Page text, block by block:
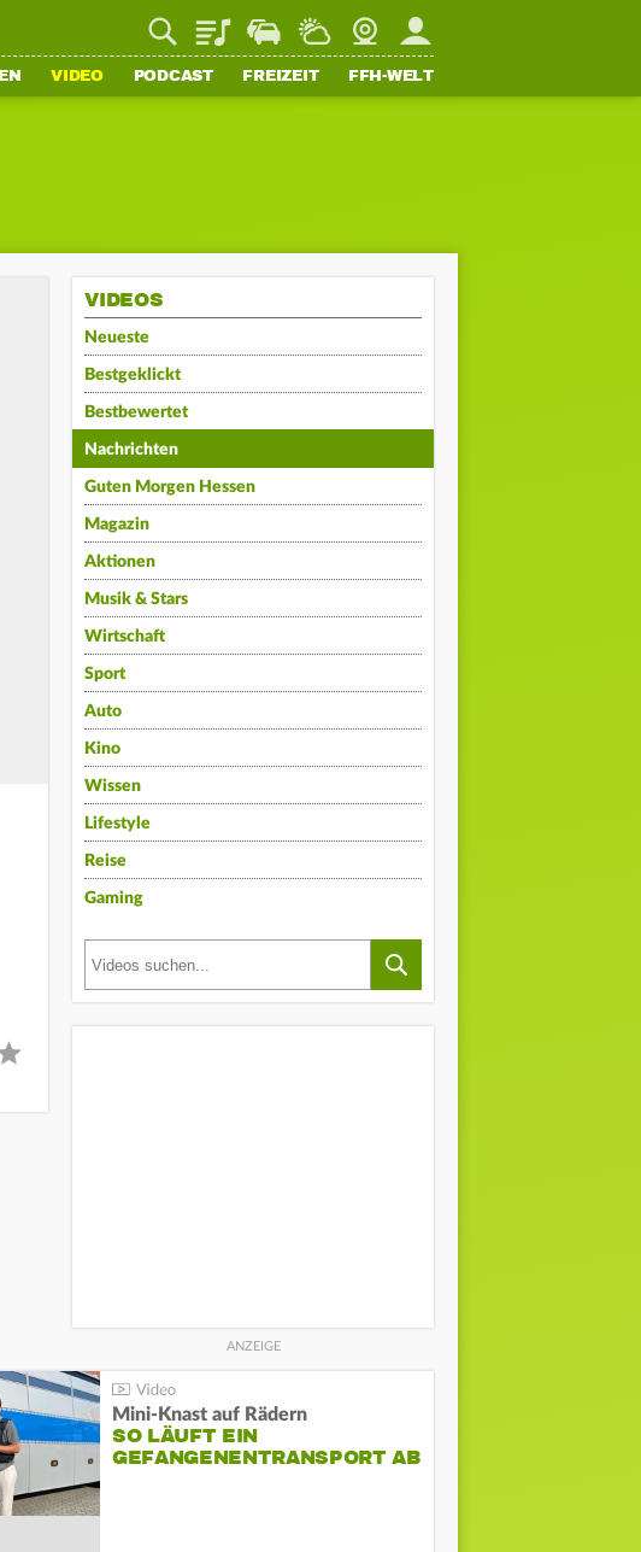
PlaylistStaupilotWetterWebcamMein FFH
VIDEO PODCAST FREIZEIT FFH-WELT
VIDEOS
Neueste
Bestgeklickt
Bestbewertet
Nachrichten
Guten Morgen Hessen
Magazin
Aktionen
Musik & Stars
Wirtschaft
Sport
Auto
Kino
Wissen
Lifestyle
Reise
Gaming
Mini-Knast auf Rädern
SO LÄUFT EIN
GEFANGENENTRANSPORT AB